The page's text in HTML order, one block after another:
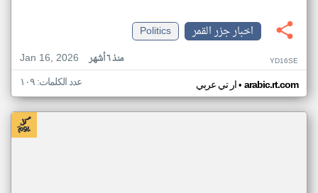
اخبار جزر القمر
Politics
Jan 16, 2026
منذ ٦ أشهر YD16SE
ار تي عربي• arabic.rt.com عدد الكلمات: ١٠٩